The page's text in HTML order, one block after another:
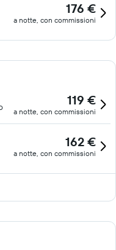
176 €
a notte, con commissioni
119 €
a notte, con commissioni
162 €
a notte, con commissioni